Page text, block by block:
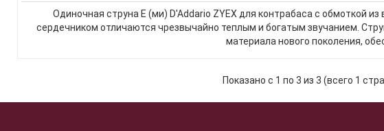
Одиночная струна E (ми) D'Addario ZYEX для контрабаса с обмоткой
сердечником отличаются чрезвычайно теплым и богатым звучанием.
материала нового поколения,
Показано с 1 по 3 из 3 (всего 1